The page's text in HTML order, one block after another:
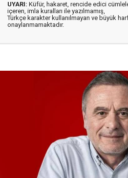
UYARI: Küfür, hakaret, rencide edici
içeren, imla kuralları ile yazılmamış,
Türkçe karakter kullanılmayan ve büyük
onaylanmamaktadır.